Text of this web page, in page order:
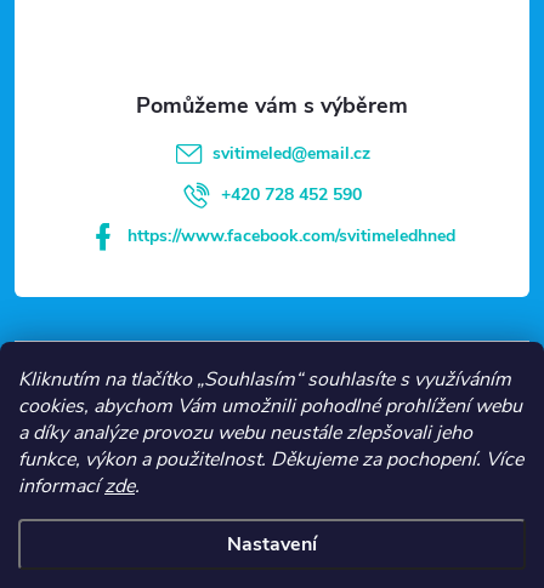
Kliknutím na tlačítko „Souhlasím“ souhlasíte s využíváním
cookies, abychom Vám umožnili pohodlné prohlížení webu
a díky analýze provozu webu neustále zlepšovali jeho
funkce, výkon a použitelnost. Děkujeme za pochopení. Více
informacízde.
Nastavení
VŠE O NÁKUPU
NEJČASTĚJŠÍ KATEGORIE
svitimeled@email.cz
+420 728 452 590
https://www.facebook.com/svitimeledhned